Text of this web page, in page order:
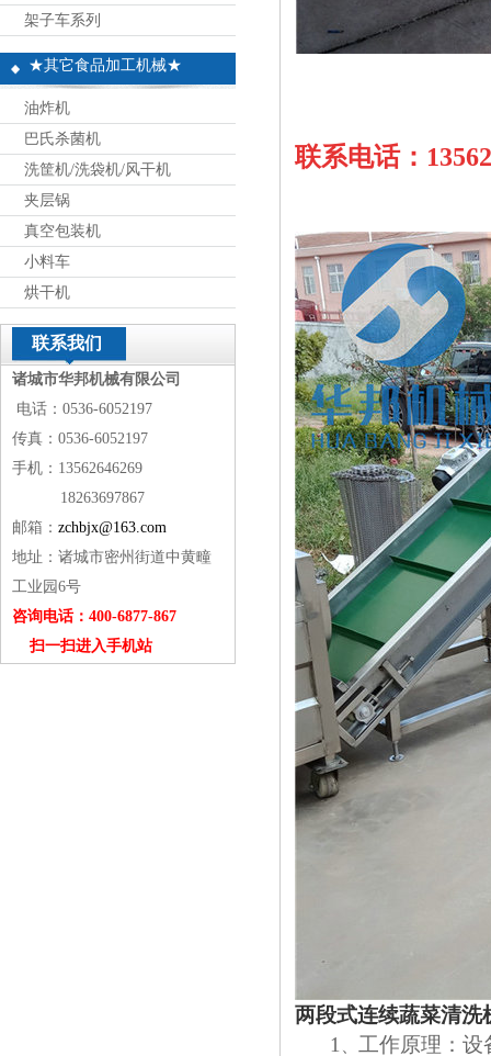
架子车系列
★其它食品加工机械★
油炸机
巴氏杀菌机
洗筐机/洗袋机/风干机
夹层锅
真空包装机
小料车
烘干机
联系我们
诸城市华邦机械有限公司
电话：0536-6052197
传真：0536-6052197
手机：13562646269
18263697867
邮箱： zchbjx@163.com
地址：诸城市密州街道中黄疃
工业园6号
咨询电话：400-6877-867
扫一扫进入手机站
联系电话：
两段式连续蔬菜清洗
1
工作原理： 设